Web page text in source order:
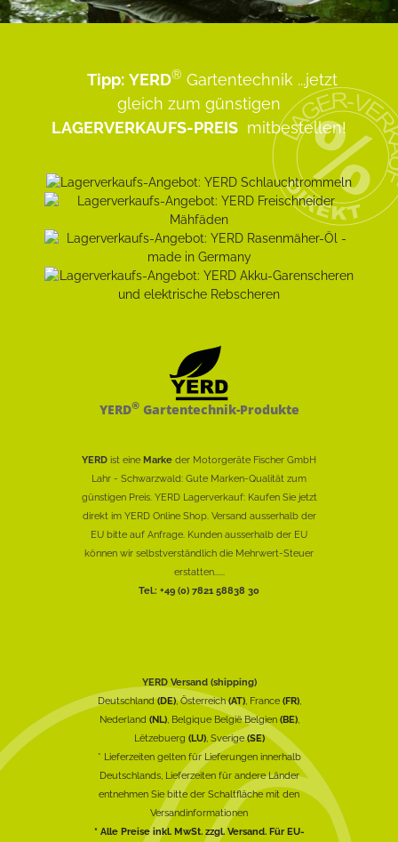
Tipp: YERD® Gartentechnik ...jetzt
gleich zum günstigen
LAGERVERKAUFS-PREIS mitbestellen!
YERD®Gartentechnik-Produkte
YERD ist eine Marke der Motorgeräte Fischer GmbH
Lahr - Schwarzwald: Gute Marken-Qualität zum
günstigen Preis. YERD Lagerverkauf: Kaufen Sie jetzt
direkt im YERD Online Shop. Versand ausserhalb der
EU bitte auf Anfrage. Kunden ausserhalb der EU
können wir selbstverständlich die Mehrwert-Steuer
erstatten......
Tel.: +49 (0) 7821 58838 30
YERD Versand (shipping)
Deutschland(DE), Österreich(AT), France (FR),
Nederland (NL), Belgique België Belgien (BE),
Lëtzebuerg (LU), Sverige(SE)
* Lieferzeiten gelten für Lieferungen innerhalb
Deutschlands, Lieferzeiten für andere Länder
entnehmen Sie bitte der Schaltfläche mit den
Versandinformationen
* Alle Preise inkl. MwSt. zzgl. Versand. Für EU-